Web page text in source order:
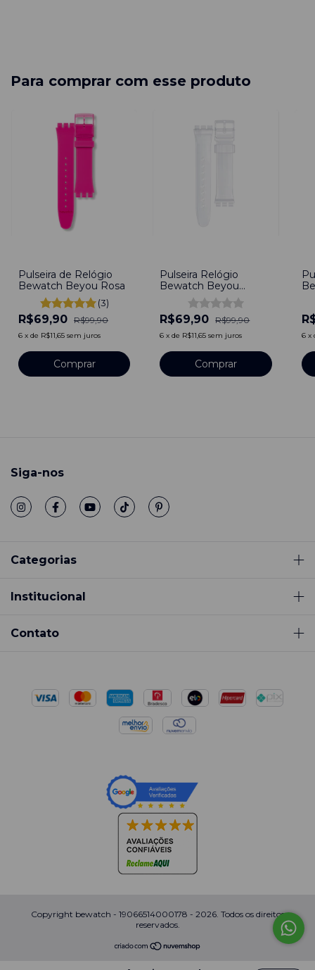
Para comprar com esse produto
Pulseira de Relógio
Bewatch Beyou Rosa
(3)
R$69,90 R$99,90
6 x de R$11,65 sem juros
Pulseira Relógio
Bewatch Beyou
Transparente
R$69,90 R$99,90
6 xde R$11,65 sem juros 6 x
Siga-nos
Categorias
Institucional
Contato
Copyright bewatch - 19066514000178 - 2026. Todos os direitos
reservados.